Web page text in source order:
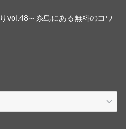
vol.48～糸島にある無料のコワ